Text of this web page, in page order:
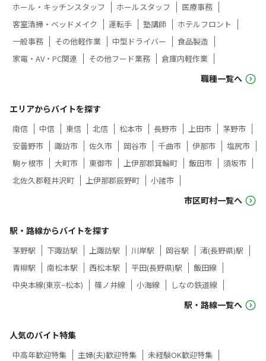
ホール・キッチンスタッフ
ホールスタッフ
医療事務
客室清掃・ベッドメイク
運転手 塾講師
ホテルフロント
一般事務
その他軽作業 中型ドライバー
食品製造
家電・AV・PC関連
その他フード業務 倉庫内軽作業
職種一覧へ
エリアからバイトを探す
南信 中信 東信 北信 松本市 長野市 上田市
茅野市
安曇野市
諏訪市 佐久市 岡谷市 千曲市 伊那市
塩尻市
駒ヶ根市
大町市 東御市 上伊那郡箕輪町 飯田市
須坂市
北佐久郡軽井沢町
上伊那郡辰野町 小諸市
市区町村一覧へ
駅・路線からバイトを探す
茅野駅 下諏訪駅 上諏訪駅 川岸駅 岡谷駅
渚(長野県)駅
青柳駅
南松本駅 西松本駅 平田(長野県)駅
飯田線
中央本線(東京−松本)
篠ノ井線 小海線 しなの鉄道線
駅・路線一覧へ
人気のバイト特集
中高年歓迎特集 主婦(夫)歓迎特集
未経験OK歓迎特集